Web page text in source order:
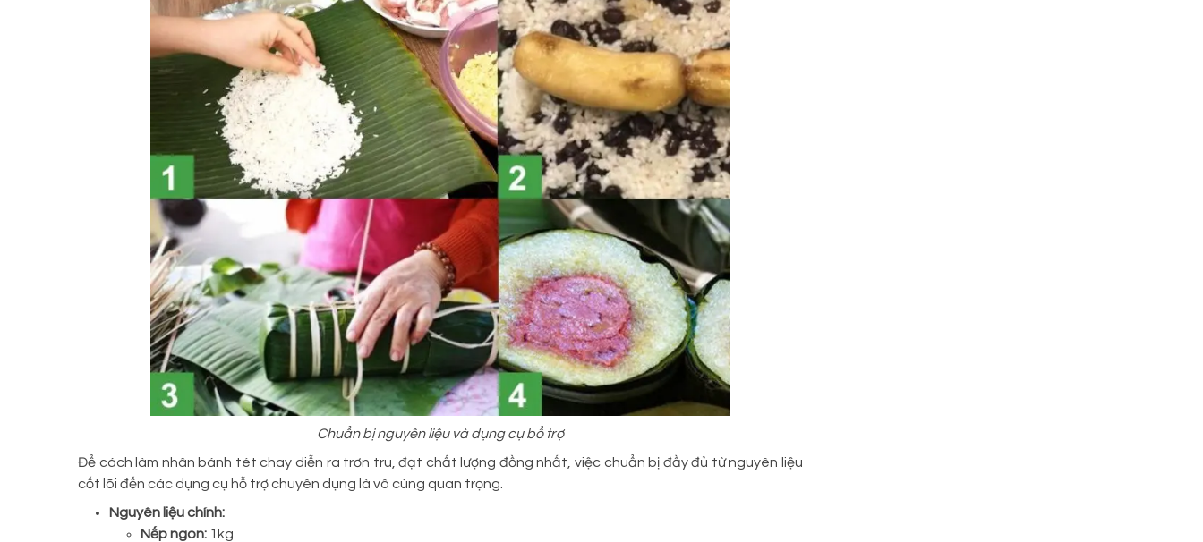
Chuẩn bị nguyên liệu và dụng cụ bổ trợ
Để cách làm nhân bánh tét chay diễn ra trơn tru, đạt chất lượng đồng nhất, việc chuẩn bị đầy đủ từ nguyên liệu
cốt lõi đến các dụng cụ hỗ trợ chuyên dụng là vô cùng quan trọng.
Nguyên liệu chính:
Nếp ngon: 1kg